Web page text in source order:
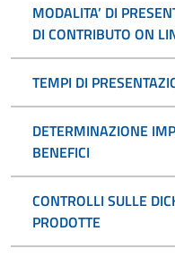
MODALITA’ DI
DI CONTRIBUTO ON
TEMPI DI
DETERMINAZIONE
BENEFICI
CONTROLLI SULLE
PRODOTTE